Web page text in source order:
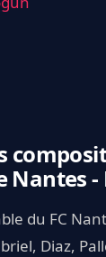
Nantes -
du FC
Diaz,